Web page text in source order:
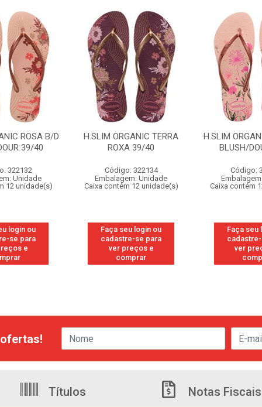
ROSA B/D
39/40
322132
Unidade
12 unidade(s)
login ou
se para
e
H.SLIM ORGANIC TERRA
ROXA 39/40
Código: 322134
Embalagem: Unidade
Caixa contém 12 unidade(s)
Faça seu login ou
cadastre-se para
ver preços e
comprar
H.SLIM
BLUSH/
Código:
Caixa contém
Faça seu
ver
Títulos Notas Fiscais